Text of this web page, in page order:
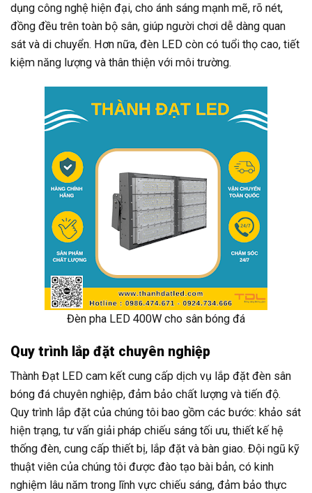
dụng công nghệ hiện đại, cho ánh sáng mạnh mẽ, rõ nét,
đồng đều trên toàn bộ sân, giúp người chơi dễ dàng quan
sát và di chuyển. Hơn nữa, đèn LED còn có tuổi thọ cao, tiết
kiệm năng lượng và thân thiện với môi trường.
Đèn pha LED 400W cho sân bóng đá
Quy trình lắp đặt chuyên nghiệp
Thành Đạt LED cam kết cung cấp dịch vụ lắp đặt đèn sân
bóng đá chuyên nghiệp, đảm bảo chất lượng và tiến độ.
Quy trình lắp đặt của chúng tôi bao gồm các bước: khảo sát
hiện trạng, tư vấn giải pháp chiếu sáng tối ưu, thiết kế hệ
thống đèn, cung cấp thiết bị, lắp đặt và bàn giao. Đội ngũ kỹ
thuật viên của chúng tôi được đào tạo bài bản, có kinh
nghiệm lâu năm trong lĩnh vực chiếu sáng, đảm bảo thực